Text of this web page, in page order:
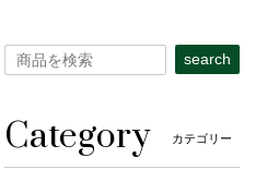
search
Category カテゴリー